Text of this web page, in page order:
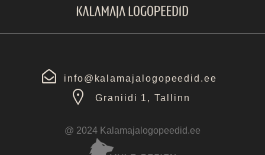
info@kalamajalogopeedid.ee
Graniidi 1, Tallinn
@ 2024 Kalamajalogopeedid.ee